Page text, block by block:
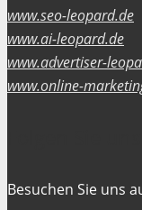
www.seo-leopard.de
www.ai-leopard.de
www.advertiser-
www.online-
Besuchen Sie uns